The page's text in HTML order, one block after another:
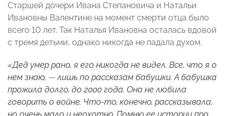
Старшей дочери Ивана Степановича и Натальи
Ивановны Валентине на момент смерти отца было
всего 10 лет. Так Наталья Ивановна осталась вдовой
с тремя детьми, однако никогда не падала духом.
«Дед умер рано, я его никогда не видел. Все, что я о
нем знаю, — лишь по рассказам бабушки. А бабушка
прожила долго, до 2000 года. Она не любила
говорить о войне. Что-то, конечно, рассказывала,